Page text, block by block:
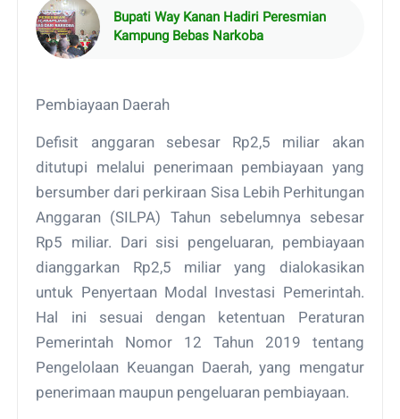
Bupati Way Kanan Hadiri Peresmian
Kampung Bebas Narkoba
Pembiayaan Daerah
Defisit anggaran sebesar Rp2,5 miliar akan
ditutupi melalui penerimaan pembiayaan yang
bersumber dari perkiraan Sisa Lebih Perhitungan
Anggaran (SILPA) Tahun sebelumnya sebesar
Rp5 miliar. Dari sisi pengeluaran, pembiayaan
dianggarkan Rp2,5 miliar yang dialokasikan
untuk Penyertaan Modal Investasi Pemerintah.
Hal ini sesuai dengan ketentuan Peraturan
Pemerintah Nomor 12 Tahun 2019 tentang
Pengelolaan Keuangan Daerah, yang mengatur
penerimaan maupun pengeluaran pembiayaan.